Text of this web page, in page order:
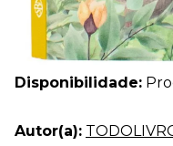
Disponibilidade:
Autor(a):